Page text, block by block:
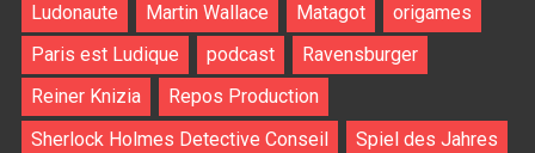
Ludonaute
Martin Wallace Matagot
origames
Paris est Ludique
podcast
Ravensburger
Reiner Knizia
Repos Production
Sherlock Holmes Detective Conseil
Spiel des Jahres